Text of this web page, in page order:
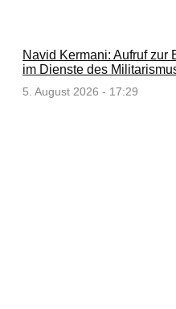
Navid Kermani: Aufruf zur
im Dienste des
5. August 2026 - 17:29